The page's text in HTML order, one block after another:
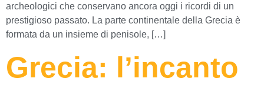
archeologici che conservano ancora oggi i ricordi di un
prestigioso passato. La parte continentale della Grecia è
formata da un insieme di penisole, […]
Grecia: l’incanto